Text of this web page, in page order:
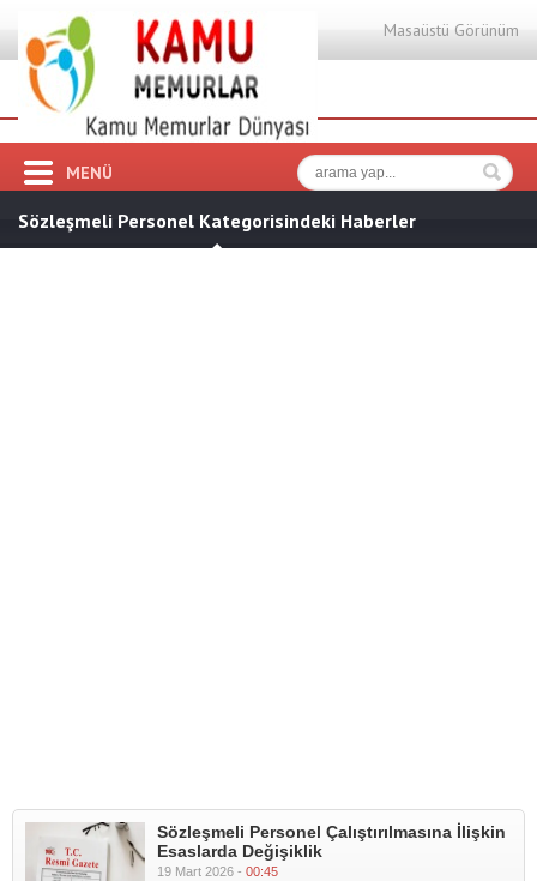
Masaüstü Görünüm
MENÜ
Sözleşmeli Personel Kategorisindeki Haberler
Sözleşmeli Personel Çalıştırılmasına İlişkin
Esaslarda Değişiklik
19 Mart 2026 - 00:45